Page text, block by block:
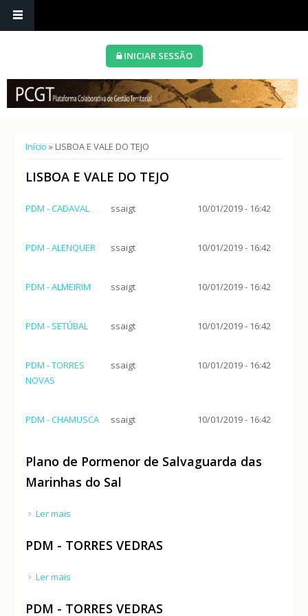
INICIAR SESSÃO
Está aqui
Início » LISBOA E VALE DO TEJO
LISBOA E VALE DO TEJO
PDM - CADAVAL ssaigt 10/01/2019 - 16:42
PDM - ALENQUER ssaigt 10/01/2019 - 16:42
PDM - ALMEIRIM ssaigt 10/01/2019 - 16:42
PDM - SETÚBAL ssaigt 10/01/2019 - 16:42
PDM - TORRES
NOVAS
ssaigt 10/01/2019 - 16:42
PDM - CHAMUSCA ssaigt 10/01/2019 - 16:42
Plano de Pormenor de Salvaguarda das
Marinhas do Sal
Ler mais
PDM - TORRES VEDRAS
Ler mais
PDM - TORRES VEDRAS